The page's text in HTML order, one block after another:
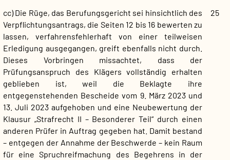
25
cc) Die Rüge, das Berufungsgericht sei hinsichtlich des
Verpflichtungsantrags, die Seiten 12 bis 16 bewerten zu
lassen, verfahrensfehlerhaft von einer teilweisen
Erledigung ausgegangen, greift ebenfalls nicht durch.
Dieses Vorbringen missachtet, dass der
Prüfungsanspruch des Klägers vollständig erhalten
geblieben ist, weil die Beklagte ihre
entgegenstehenden Bescheide vom 9. März 2023 und
13. Juli 2023 aufgehoben und eine Neubewertung der
Klausur „Strafrecht II – Besonderer Teil“ durch einen
anderen Prüfer in Auftrag gegeben hat. Damit bestand
– entgegen der Annahme der Beschwerde – kein Raum
für eine Spruchreifmachung des Begehrens in der